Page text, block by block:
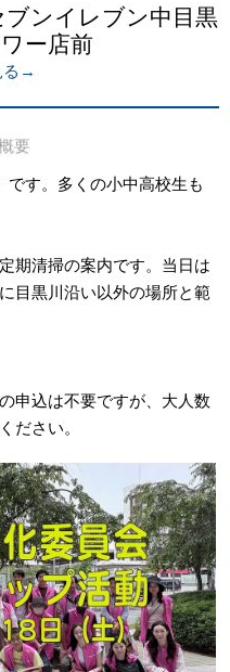
ンイレブン中目黒
ー店前
る→
要
す。多くの小中高校生も
期清掃の案内です。当日は
目黒川沿い以外の場所と範
申込は不要ですが、大人数
ださい。